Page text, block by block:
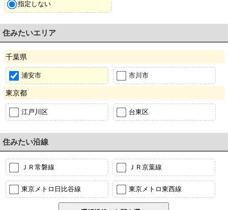
指定しない
住みたいエリア
千葉県
浦安市 市川市
東京都
江戸川区 台東区
住みたい沿線
ＪＲ常磐線 ＪＲ京葉線
東京メトロ日比谷線 東京メトロ東西線